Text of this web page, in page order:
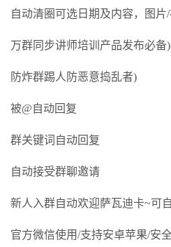
自动清圈可选日期及内容，图片
万群同步讲师培训产品发布必备
防炸群踢人防恶意捣乱者)
被@自动回复
群关键词自动回复
自动接受群聊邀请
新人入群自动欢迎萨瓦迪卡~可
官方微信使用/支持安卓苹果/安